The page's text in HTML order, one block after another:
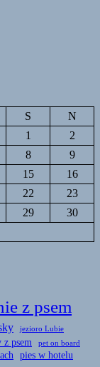
S
N
1
2
8
9
15
16
22
23
29
30
z psem
jezioro Lubie
z psem pet on board
pies w hotelu